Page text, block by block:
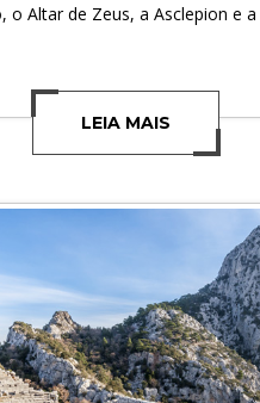
o Altar de Zeus, a Asclepion e a
LEIA MAIS